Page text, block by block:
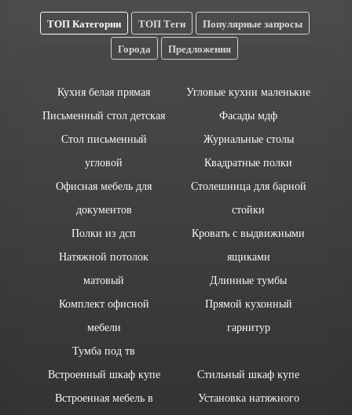
ТОП Категории ТОП Теги
Популярные запросы
Города
Предложения
Кухня белая прямая
Письменный стол детская
Стол письменный
угловой
Офисная мебель для
документов
Полки из дсп
Натяжной потолок
матовый
Комплект офисной
мебели
Тумба под тв
Угловые кухни маленькие
Фасады мдф
Журнальные столы
Квадратные полки
Столешница для барной
стойки
Кровать с выдвижными
ящиками
Длинные тумбы
Прямой кухонный
гарнитур
Встроенный шкаф купе
Встроенная мебель в
Стильный шкаф купе
Установка натяжного